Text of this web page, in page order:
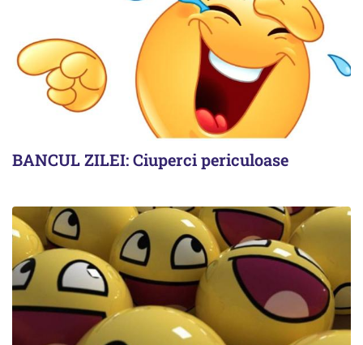
BANCUL ZILEI: Ciuperci periculoase